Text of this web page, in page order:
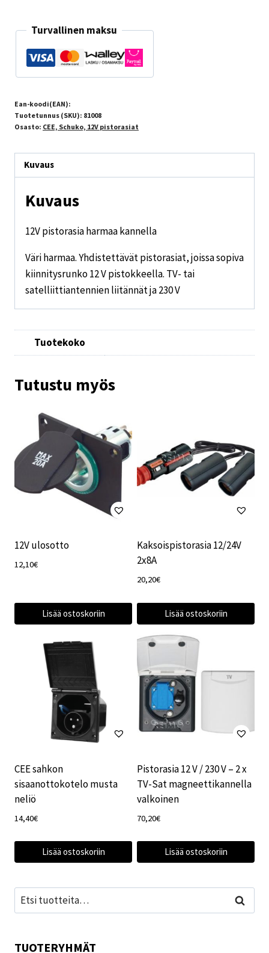
Turvallinen maksu
Ean-koodi(EAN):
Tuotetunnus (SKU): 81008
Osasto: CEE, Schuko, 12V pistorasiat
Kuvaus
Kuvaus
12V pistorasia harmaa kannella
Väri harmaa. Yhdistettävät pistorasiat, joissa sopiva
kiinnitysrunko 12 V pistokkeella. TV- tai
satelliittiantennien liitännät ja 230 V
Tuotekoko
Tutustu myös
12V ulosotto
12,10€
Lisää ostoskoriin
Kaksoispistorasia 12/24V
2x8A
20,20€
Lisää ostoskoriin
CEE sahkon
sisaanottokotelo musta
neliö
14,40€
Lisää ostoskoriin
Pistorasia 12 V / 230 V – 2 x
TV-Sat magneettikannella
valkoinen
70,20€
Lisää ostoskoriin
Etsi: Haku
TUOTERYHMÄT